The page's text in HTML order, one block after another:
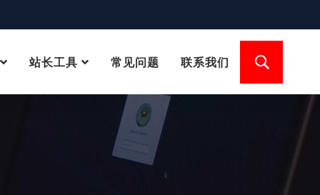
站长工具 常见问题 联系我们